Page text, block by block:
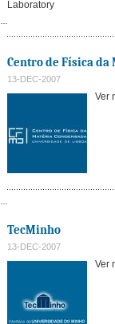
Centro de Física da
13-DEC-2007
Ver
TecMinho
13-DEC-2007
Ver